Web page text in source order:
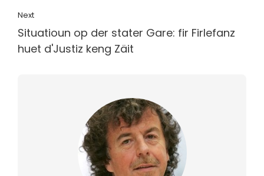
Next
Situatioun op der stater Gare: fir Firlefanz
huet d'Justiz keng Zäit